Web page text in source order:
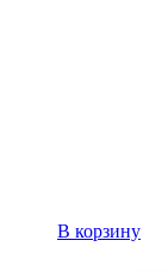
В корзину